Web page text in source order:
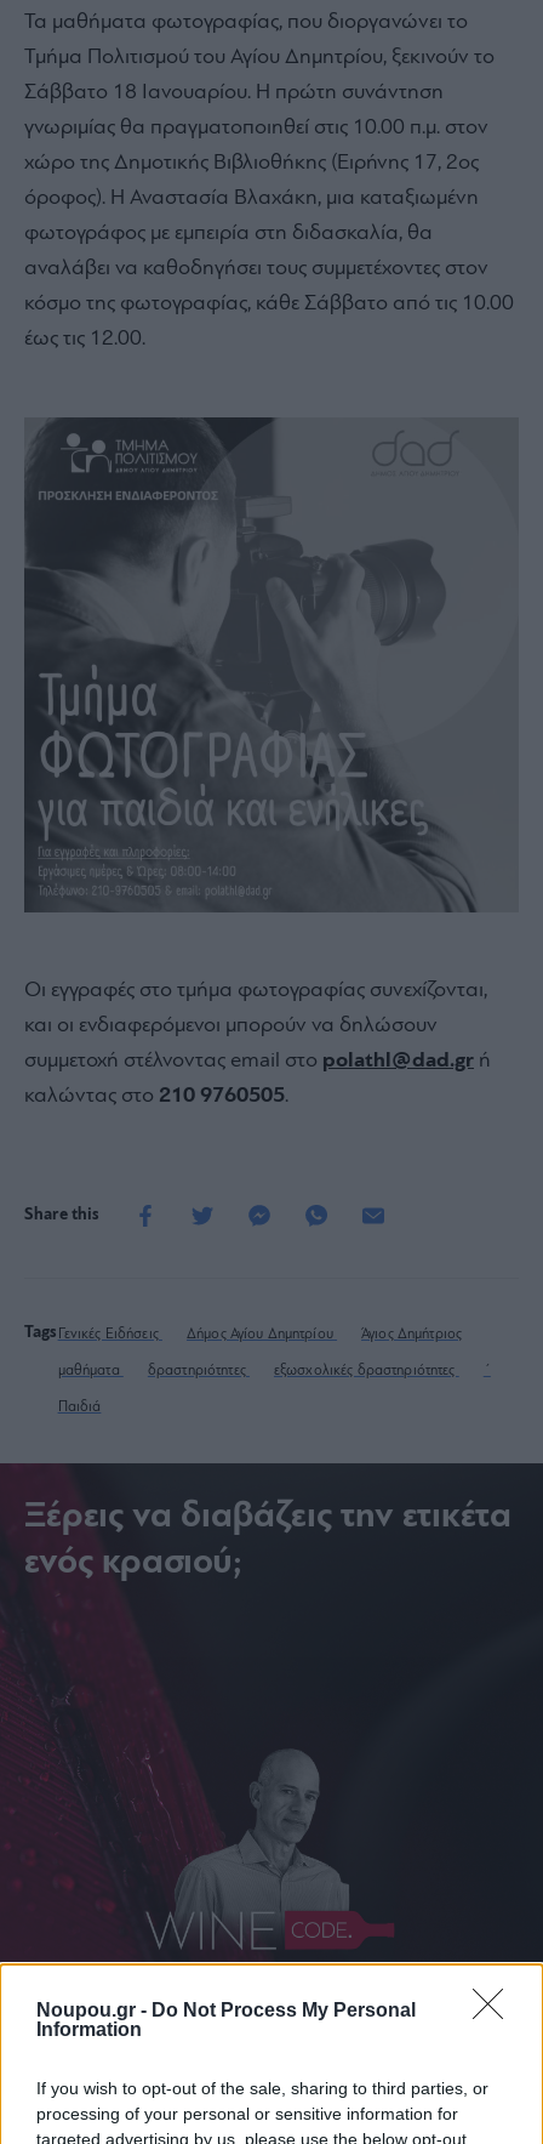
Noupou.gr - Do Not Process My Personal
Information
If you wish to opt-out of the sale, sharing to third parties, or
processing of your personal or sensitive information for
targeted advertising by us, please use the below opt-out
Τα μαθήματα φωτογραφίας, που διοργανώνει το
Τμήμα Πολιτισμού του Αγίου Δημητρίου, ξεκινούν το
Σάββατο 18 Ιανουαρίου. Η πρώτη συνάντηση
γνωριμίας θα πραγματοποιηθεί στις 10.00 π.μ. στον
χώρο της Δημοτικής Βιβλιοθήκης (Ειρήνης 17, 2ος
όροφος). Η Αναστασία Βλαχάκη, μια καταξιωμένη
φωτογράφος με εμπειρία στη διδασκαλία, θα
αναλάβει να καθοδηγήσει τους συμμετέχοντες στον
κόσμο της φωτογραφίας, κάθε Σάββατο από τις 10.00
έως τις 12.00.
Οι εγγραφές στο τμήμα φωτογραφίας συνεχίζονται,
και οι ενδιαφερόμενοι μπορούν να δηλώσουν
συμμετοχή στέλνοντας email στο polathl@dad.gr ή
καλώντας στο 210 9760505.
Share this
Tags Γενικές Ειδήσεις Δήμος Αγίου Δημητρίου Άγιος Δημήτριος
μαθήματα δραστηριότητες εξωσχολικές δραστηριότητες ΄
Παιδιά
Ξέρεις να διαβάζεις την ετικέτα
ενός κρασιού;
ΔΙΑΒΑΣΤΕ ΑΚΟΜΑ